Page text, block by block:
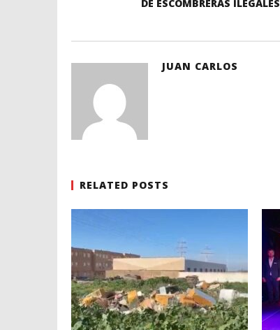
DE ESCOMBRERAS ILEGALES
JUAN CARLOS
RELATED POSTS